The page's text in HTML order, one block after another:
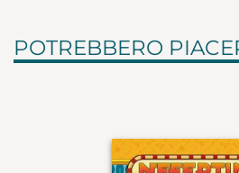
POTREBBERO